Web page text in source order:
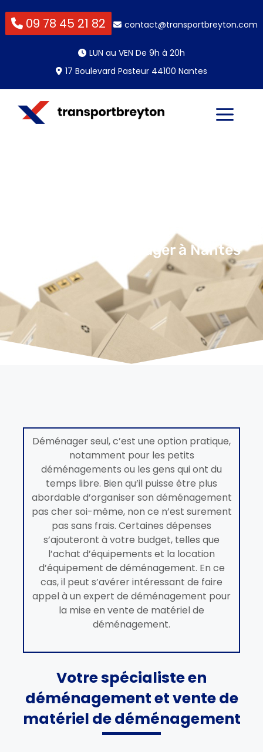
09 78 45 21 82 contact@transportbreyton.com
LUN au VEN De 9h à 20h
17 Boulevard Pasteur 44100 Nantes
Pack pour déménager à Nantes
Déménager seul, c’est une option pratique,
notamment pour les petits
déménagements ou les gens qui ont du
temps libre. Bien qu’il puisse être plus
abordable d’organiser son déménagement
pas cher soi-même, non ce n’est surement
pas sans frais. Certaines dépenses
s’ajouteront à votre budget, telles que
l’achat d’équipements et la location
d’équipement de déménagement. En ce
cas, il peut s’avérer intéressant de faire
appel à un expert de déménagement pour
la mise en vente de matériel de
déménagement.
Votre spécialiste en
déménagement et vente de
matériel de déménagement